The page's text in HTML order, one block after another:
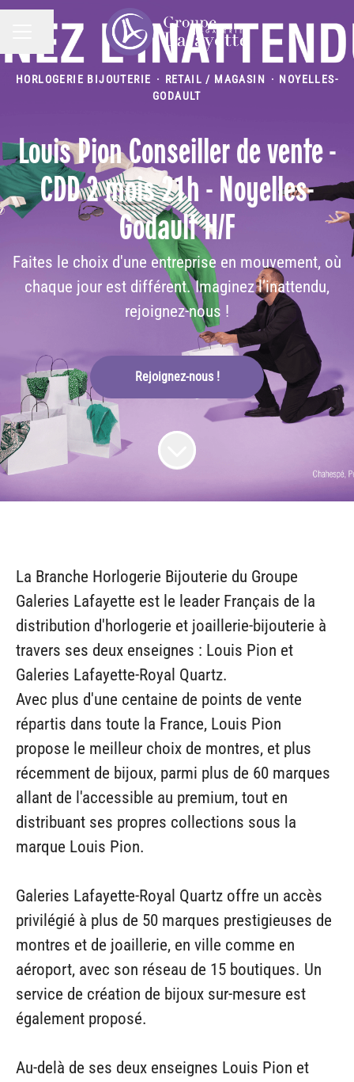
MENU CARRIÈRE
Partager la page
HORLOGERIE BIJOUTERIE · RETAIL / MAGASIN · NOYELLES-
GODAULT
Louis Pion Conseiller de vente -
CDD 2 mois 21h - Noyelles-
Godault H/F
Faites le choix d'une entreprise en mouvement, où
chaque jour est différent. Imaginez l’inattendu,
rejoignez-nous !
Rejoignez-nous !
La Branche Horlogerie Bijouterie du Groupe
Galeries Lafayette est le leader Français de la
distribution d'horlogerie et joaillerie-bijouterie à
travers ses deux enseignes : Louis Pion et
Galeries Lafayette-Royal Quartz.
Avec plus d'une centaine de points de vente
répartis dans toute la France, Louis Pion
propose le meilleur choix de montres, et plus
récemment de bijoux, parmi plus de 60 marques
allant de l'accessible au premium, tout en
distribuant ses propres collections sous la
marque Louis Pion.
Galeries Lafayette-Royal Quartz offre un accès
privilégié à plus de 50 marques prestigieuses de
montres et de joaillerie, en ville comme en
aéroport, avec son réseau de 15 boutiques. Un
service de création de bijoux sur-mesure est
également proposé.
Au-delà de ses deux enseignes Louis Pion et